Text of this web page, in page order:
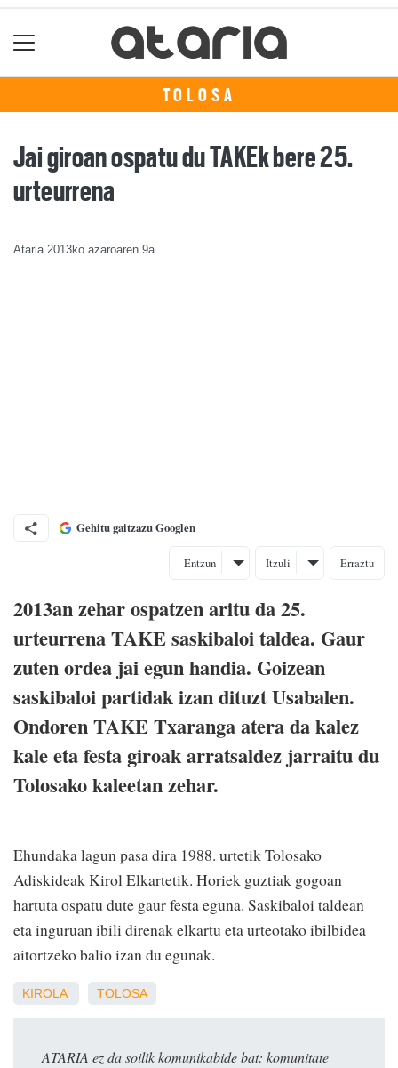
TOLOSA
Jai giroan ospatu du TAKEk bere 25.
urteurrena
Ataria 2013ko azaroaren 9a
Gehitu gaitzazu Googlen
Entzun Itzuli Erraztu
2013an zehar ospatzen aritu da 25.
urteurrena TAKE saskibaloi taldea. Gaur
zuten ordea jai egun handia. Goizean
saskibaloi partidak izan dituzt Usabalen.
Ondoren TAKE Txaranga atera da kalez
kale eta festa giroak arratsaldez jarraitu du
Tolosako kaleetan zehar.
Ehundaka lagun pasa dira 1988. urtetik Tolosako
Adiskideak Kirol Elkartetik. Horiek guztiak gogoan
hartuta ospatu dute gaur festa eguna. Saskibaloi taldean
eta inguruan ibili direnak elkartu eta urteotako ibilbidea
aitortzeko balio izan du egunak.
KIROLA TOLOSA
ATARIA ez da soilik komunikabide bat: komunitate